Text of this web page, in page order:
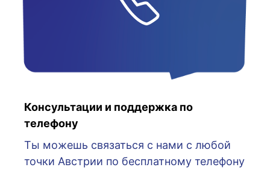
Консультации и поддержка по
телефону
Ты можешь связаться с нами с любой
точки Австрии по бесплатному телефону